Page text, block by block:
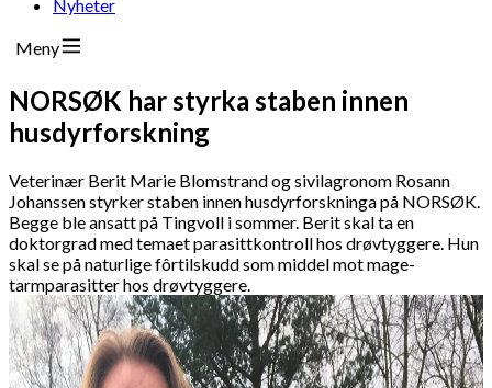
Nyheter
Meny
NORSØK har styrka staben innen
husdyrforskning
Veterinær Berit Marie Blomstrand og sivilagronom Rosann
Johanssen styrker staben innen husdyrforskninga på NORSØK.
Begge ble ansatt på Tingvoll i sommer. Berit skal ta en
doktorgrad med temaet parasittkontroll hos drøvtyggere. Hun
skal se på naturlige fôrtilskudd som middel mot mage-
tarmparasitter hos drøvtyggere.